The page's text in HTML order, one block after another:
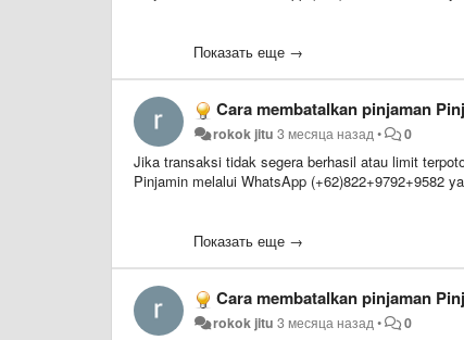
Показать еще →
Cara membatalkan pinjaman
rokok jitu 3 месяца назад • 0
Jika transaksi tidak segera berhasil atau limit
Pinjamin melalui WhatsApp (+62)822+9792+9582
Показать еще →
Cara membatalkan pinjaman
rokok jitu 3 месяца назад • 0